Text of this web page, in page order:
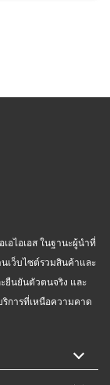
อไอเอส ในฐานะผู้นำที่
เว็บไซต์รวมสินค้าและ
ยืนยันตัวตนจริง และ
การที่เหนือความคาด